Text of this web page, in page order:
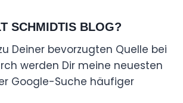
SCHMIDTIS BLOG?
Deiner bevorzugten Quelle bei
werden Dir meine neuesten
Google-Suche häufiger